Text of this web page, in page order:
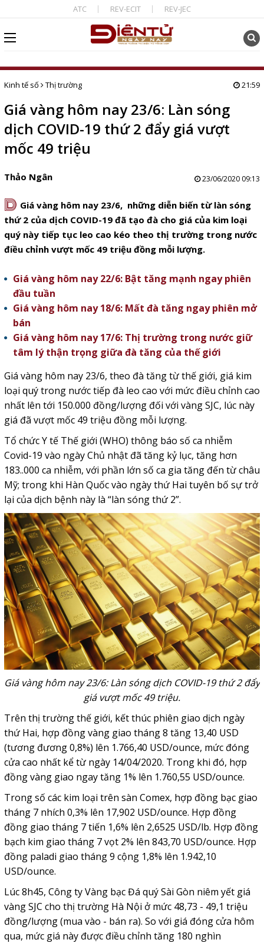
ATC REV-ECIT REV-JEC
Kinh tế số Thị trường 21:59
Giá vàng hôm nay 23/6: Làn sóng
dịch COVID-19 thứ 2 đẩy giá vượt
mốc 49 triệu
Thảo Ngân 23/06/2020 09:13
D Giá vàng hôm nay 23/6, những diễn biến từ làn sóng
thứ 2 của dịch COVID-19 đã tạo đà cho giá của kim loại
quý này tiếp tục leo cao kéo theo thị trường trong nước
điều chỉnh vượt mốc 49 triệu đồng mỗi lượng.
Giá vàng hôm nay 22/6: Bật tăng mạnh ngay phiên
đầu tuần
Giá vàng hôm nay 18/6: Mất đà tăng ngay phiên mở
bán
Giá vàng hôm nay 17/6: Thị trường trong nước giữ
tâm lý thận trọng giữa đà tăng của thế giới
Giá vàng hôm nay 23/6, theo đà tăng từ thế giới, giá kim
loại quý trong nước tiếp đà leo cao với mức điều chỉnh cao
nhất lên tới 150.000 đồng/lượng đối với vàng SJC, lúc này
giá đã vượt mốc 49 triệu đồng mỗi lượng.
Tổ chức Y tế Thế giới (WHO) thông báo số ca nhiễm
Covid-19 vào ngày Chủ nhật đã tăng kỷ lục, tăng hơn
183..000 ca nhiễm, với phần lớn số ca gia tăng đến từ châu
Mỹ; trong khi Hàn Quốc vào ngày thứ Hai tuyên bố sự trở
lại của dịch bệnh này là “làn sóng thứ 2”.
Giá vàng hôm nay 23/6: Làn sóng dịch COVID-19 thứ 2 đẩy
giá vượt mốc 49 triệu.
Trên thị trường thế giới, kết thúc phiên giao dịch ngày
thứ Hai, hợp đồng vàng giao tháng 8 tăng 13,40 USD
(tương đương 0,8%) lên 1.766,40 USD/ounce, mức đóng
cửa cao nhất kể từ ngày 14/04/2020. Trong khi đó, hợp
đồng vàng giao ngay tăng 1% lên 1.760,55 USD/ounce.
Trong số các kim loại trên sàn Comex, hợp đồng bạc giao
tháng 7 nhích 0,3% lên 17,902 USD/ounce. Hợp đồng
đồng giao tháng 7 tiến 1,6% lên 2,6525 USD/lb. Hợp đồng
bạch kim giao tháng 7 vọt 2% lên 843,70 USD/ounce. Hợp
đồng paladi giao tháng 9 cộng 1,8% lên 1.942,10
USD/ounce.
Lúc 8h45, Công ty Vàng bạc Đá quý Sài Gòn niêm yết giá
vàng SJC cho thị trường Hà Nội ở mức 48,73 - 49,1 triệu
đồng/lượng (mua vào - bán ra). So với giá đóng cửa hôm
qua, mức giá này được điều chỉnh tăng 180 nghìn